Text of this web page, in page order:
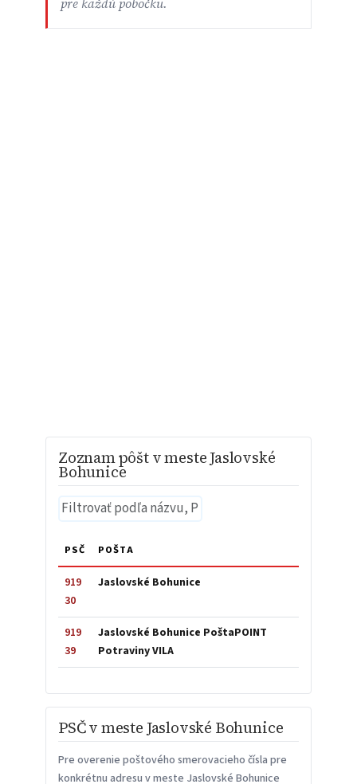
pre každú pobočku.
Zoznam pôšt v meste Jaslovské
Bohunice
PSČ POŠTA
919
30
Jaslovské Bohunice
919
39
Jaslovské Bohunice PoštaPOINT
Potraviny VILA
PSČ v meste Jaslovské Bohunice
Pre overenie poštového smerovacieho čísla pre
konkrétnu adresu v meste Jaslovské Bohunice